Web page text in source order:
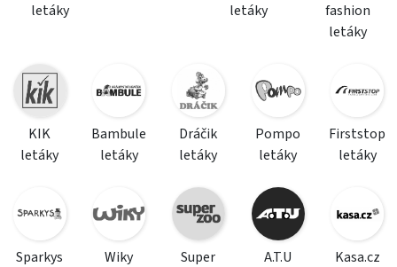
letáky
letáky
fashion
letáky
KIK
letáky
Bambule
letáky
Dráčik
letáky
Pompo
letáky
Firststop
letáky
Sparkys
Wiky
Super
A.T.U
Kasa.cz